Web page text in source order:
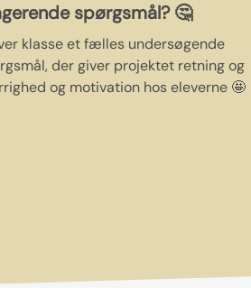
spørgsmål? 🤔
klasse et fælles undersøgende
der giver projektet retning og
og motivation hos eleverne 🤩